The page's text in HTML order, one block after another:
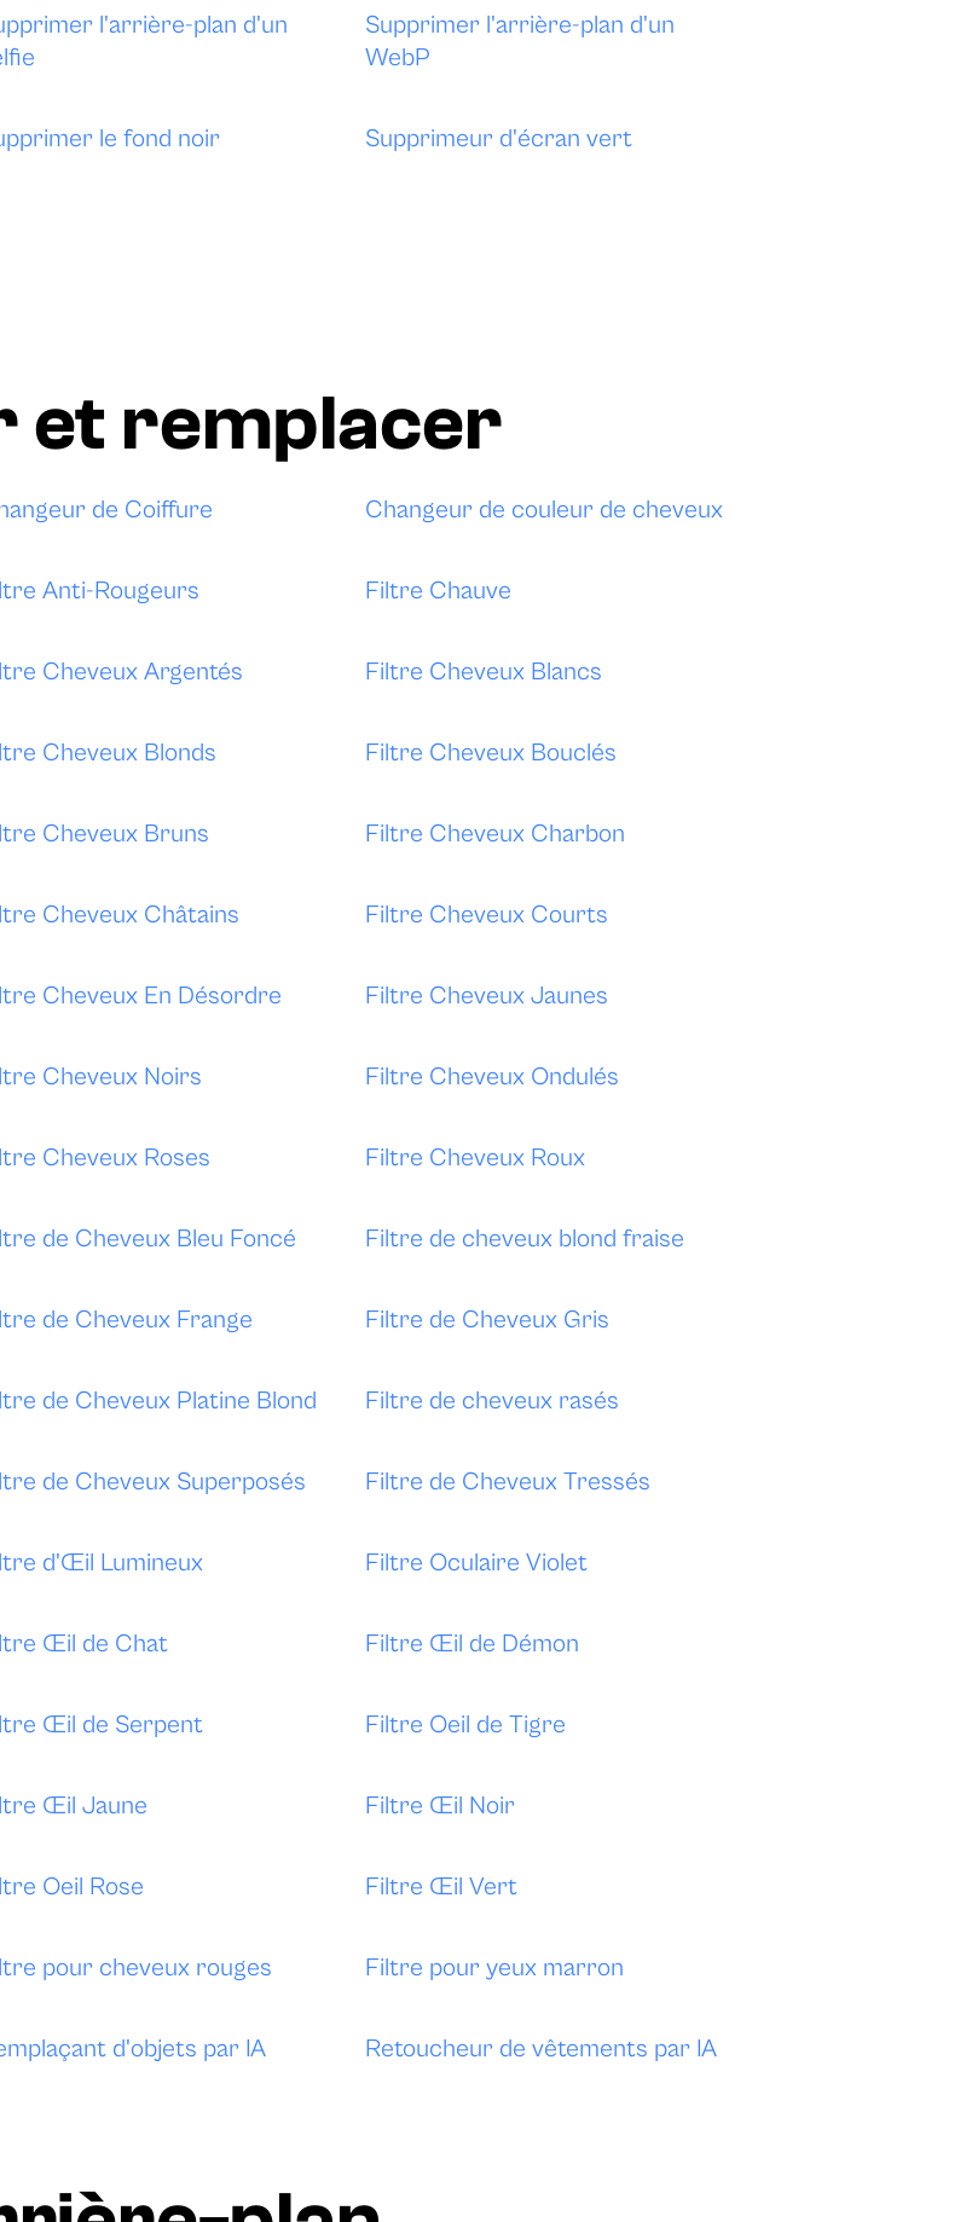
l'arrière-plan d'un
Supprimer l'arrière-plan d'un
WebP
le fond noir Supprimeur d'écran vert
et remplacer
de Coiffure Changeur de couleur de cheveux
Anti-Rougeurs Filtre Chauve
Cheveux Argentés Filtre Cheveux Blancs
Cheveux Blonds Filtre Cheveux Bouclés
Cheveux Bruns Filtre Cheveux Charbon
Cheveux Châtains Filtre Cheveux Courts
Cheveux En Désordre Filtre Cheveux Jaunes
Cheveux Noirs Filtre Cheveux Ondulés
Cheveux Roses Filtre Cheveux Roux
de Cheveux Bleu Foncé Filtre de cheveux blond fraise
de Cheveux Frange Filtre de Cheveux Gris
de Cheveux Platine Blond Filtre de cheveux rasés
de Cheveux Superposés Filtre de Cheveux Tressés
d'Œil Lumineux Filtre Oculaire Violet
Œil de Chat Filtre Œil de Démon
Œil de Serpent Filtre Oeil de Tigre
Œil Jaune Filtre Œil Noir
Oeil Rose Filtre Œil Vert
pour cheveux rouges Filtre pour yeux marron
d'objets par IA Retoucheur de vêtements par IA